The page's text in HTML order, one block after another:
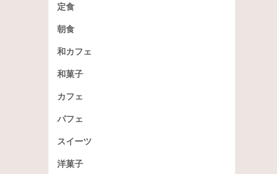
定食
朝食
和カフェ
和菓子
カフェ
パフェ
スイーツ
洋菓子